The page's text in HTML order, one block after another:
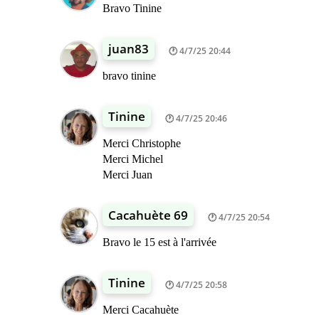
Bravo Tinine
juan83 4/7/25 20:44
bravo tinine
Tinine 4/7/25 20:46
Merci Christophe
Merci Michel
Merci Juan
Cacahuète 69 4/7/25 20:54
Bravo le 15 est à l'arrivée
Tinine 4/7/25 20:58
Merci Cacahuète